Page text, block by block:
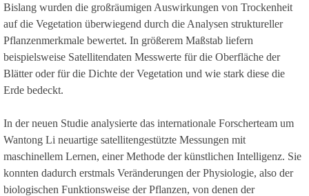
Bislang wurden die großräumigen Auswirkungen von Trockenheit
auf die Vegetation überwiegend durch die Analysen struktureller
Pflanzenmerkmale bewertet. In größerem Maßstab liefern
beispielsweise Satellitendaten Messwerte für die Oberfläche der
Blätter oder für die Dichte der Vegetation und wie stark diese die
Erde bedeckt.
In der neuen Studie analysierte das internationale Forscherteam um
Wantong Li neuartige satellitengestützte Messungen mit
maschinellem Lernen, einer Methode der künstlichen Intelligenz. Sie
konnten dadurch erstmals Veränderungen der Physiologie, also der
biologischen Funktionsweise der Pflanzen, von denen der